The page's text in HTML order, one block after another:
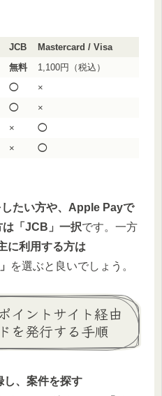
JCB
Mastercard / Visa
無料
1,100円（税込）
◯
×
◯
×
×
◯
× ◯
たい方や、Apple Payで
「JCB」一択です。一方
に利用する方は
を選ぶと良いでしょう。
イントサイト経由
を発行する手順
し、案件を探す